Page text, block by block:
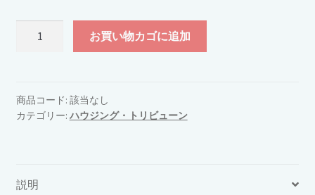
グ・
ト
ー
お買い物カゴに追加
商品コード: 該当なし
カテゴリー: ハウジング・トリビューン
説明